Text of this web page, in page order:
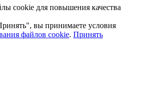
cookie для повышения качества
вы принимаете условия
файлов cookie. Принять